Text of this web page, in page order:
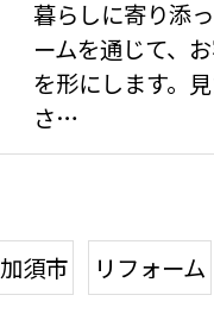
暮らしに寄り添
ームを通じて、
を形にします。
さ…
加須市 リフォーム